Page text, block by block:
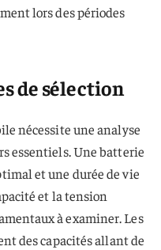
lors des périodes
de sélection
nécessite une analyse
essentiels. Une batterie
et une durée de vie
et la tension
à examiner. Les
des capacités allant de